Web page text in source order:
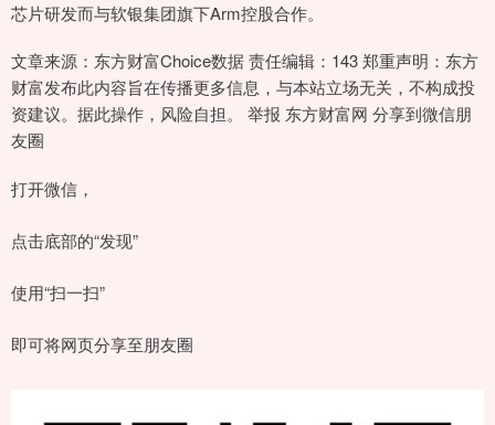
芯片研发而与软银集团旗下Arm控股合作。
文章来源：东方财富Choice数据 责任编辑：143 郑重声明：东方
财富发布此内容旨在传播更多信息，与本站立场无关，不构成投
资建议。据此操作，风险自担。 举报 东方财富网 分享到微信朋
友圈
打开微信，
点击底部的“发现”
使用“扫一扫”
即可将网页分享至朋友圈